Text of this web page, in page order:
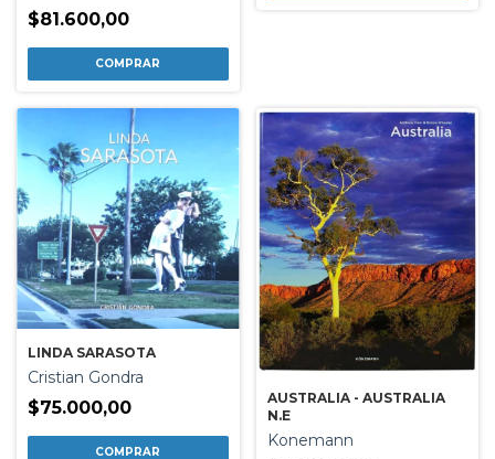
$81.600,00
LINDA SARASOTA
Cristian Gondra
$75.000,00
AUSTRALIA - AUSTRALIA
N.E
Konemann